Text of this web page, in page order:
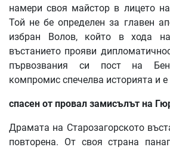
намери своя майстор в лицето
Той не бе определен за главен
избран Волов, който в хода
въстанието прояви
първозвания си пост на
компромис спечелва историята и е
спасен от провал замисълът на
Драмата на Старозагорското
повторена. От своя страна